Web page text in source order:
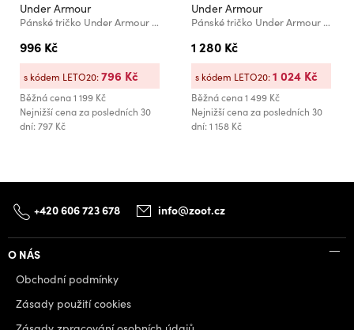
Under Armour
Pánské tričko Under Armour UA Icon Polo
996 Kč
Běžná cena1 199 Kč
Nejnižší cena za posledních 30
dní: 797 Kč
s kódem LETO20:796 Kč
Under Armour
Pánské tričko Under Armour UA T2G Polo LB
1 280 Kč
Běžná cena1 499 Kč
Nejnižší cena za posledních 30
dní: 1 158 Kč
s kódem LETO20:1 024 Kč
+420 606 723 678 info@zoot.cz
O NÁS
Obchodní podmínky
Zásady použití cookies